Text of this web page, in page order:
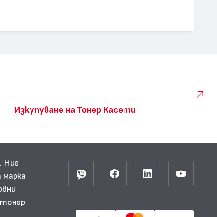
Изкупуване на Тонер Касети
Ние
марка